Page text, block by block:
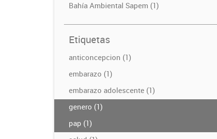
Bahía Ambiental Sapem (1)
Etiquetas
anticoncepcion (1)
embarazo (1)
embarazo adolescente (1)
genero (1)
pap (1)